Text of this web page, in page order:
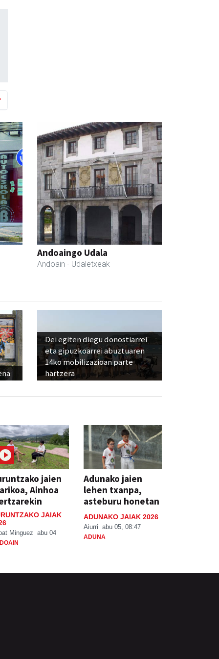
Andoaingo Udala
Andoain - Udaletxeak
Dei egiten diegu donostiarrei
eta gipuzkoarrei abuztuaren
14ko mobilizazioan parte
hartzera
jaien
Ainhoa
JAIAK
Minguez abu 04
Adunako jaien
lehen txanpa,
asteburu honetan
ADUNAKO JAIAK 2026
Aiurri abu 05, 08:47
ADUNA